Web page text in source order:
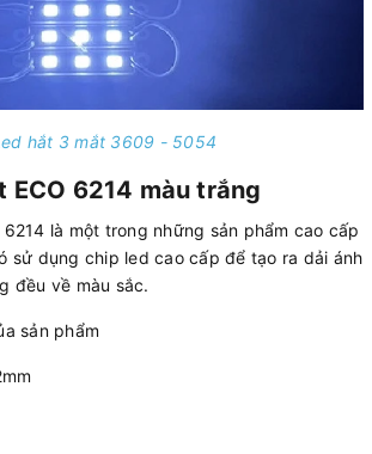
hắt 3 mắt 3609 - 5054
ECO 6214 màu trắng
là một trong những sản phẩm cao cấp
sử dụng chip led cao cấp để tạo ra dải ánh
đều về màu sắc.
sản phẩm